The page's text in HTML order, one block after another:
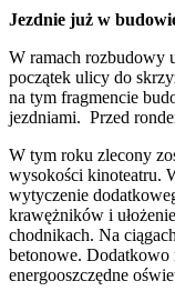
Jezdnie już w
W ramach rozbudowy
początek ulicy do
na tym fragmencie
jezdniami. Przed
W tym roku zlecony
wysokości kinoteatru.
wytyczenie
krawężników i
chodnikach. Na
betonowe. Dodatkowo
energooszczędne